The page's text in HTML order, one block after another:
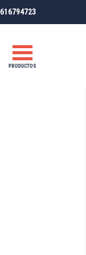
616794723
PRODUCTOS